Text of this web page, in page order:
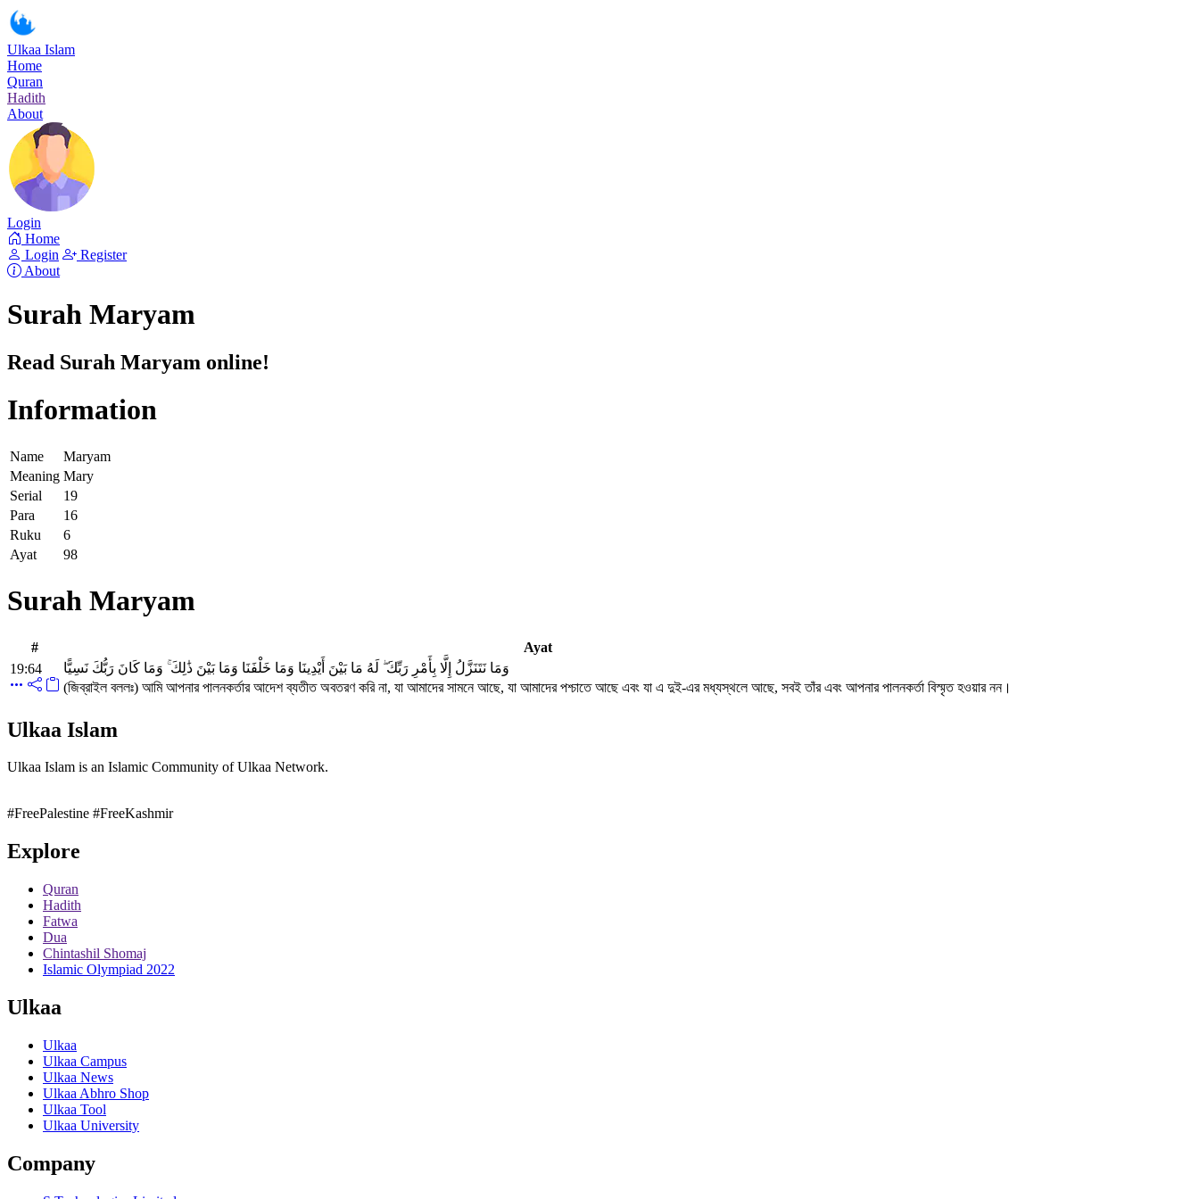
Ulkaa Islam
Home
Quran
Hadith
About
Login
Home
Login
Register
About
Surah Maryam
Read Surah Maryam online!
Information
Name
Maryam
Meaning Mary
Serial
19
Para
16
Ruku
6
Ayat
98
Surah Maryam
#
Ayat
19:64
وَمَا نَتَنَزَّلُ إِلَّا بِأَمْرِ رَبِّكَ ۖ لَهُ مَا بَيْنَ أَيْدِينَا وَمَا خَلْفَنَا وَمَا بَيْنَ ذَٰلِكَ ۚ وَمَا كَانَ رَبُّكَ نَسِيًّا
(জিব্রাইল বললঃ) আমি আপনার পালনকর্তার আদেশ ব্যতীত অবতরণ করি না, যা আমাদের সামনে আছে, যা আমাদের পশ্চাতে আছে এবং যা এ দুই-এর মধ্যস্থলে আছে, সবই তাঁর এবং আপনার পালনকর্তা বিস্মৃত হওয়ার নন।
Ulkaa Islam
Ulkaa Islam is an Islamic Community of Ulkaa Network.
#FreePalestine #FreeKashmir
Explore
Quran
Hadith
Fatwa
Dua
Chintashil Shomaj
Islamic Olympiad 2022
Ulkaa
Ulkaa
Ulkaa Campus
Ulkaa News
Ulkaa Abhro Shop
Ulkaa Tool
Ulkaa University
Company